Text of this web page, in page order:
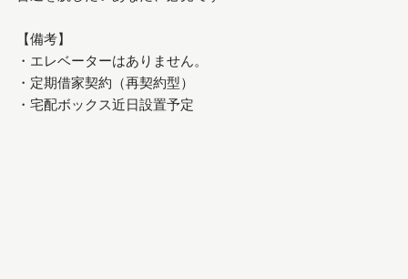
【備考】
・エレベーターはありません。
・定期借家契約（再契約型）
・宅配ボックス近日設置予定